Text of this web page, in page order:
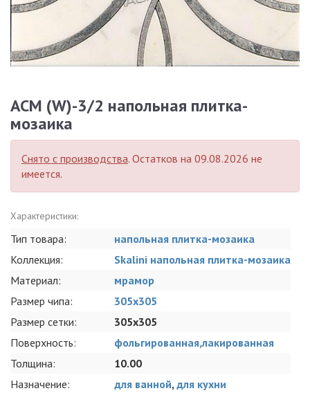
ACM (W)-3/2 напольная плитка-
мозаика
Снято с производства. Остатков на 09.08.2026 не
имеется.
Характеристики:
Тип товара:
напольная плитка-мозаика
Коллекция:
Skalini напольная плитка-мозаика
Материал:
мрамор
Размер чипа:
305x305
Размер сетки:
305x305
Поверхность:
фольгированная,лакированная
Толщина:
10.00
Назначение:
для ванной, для кухни